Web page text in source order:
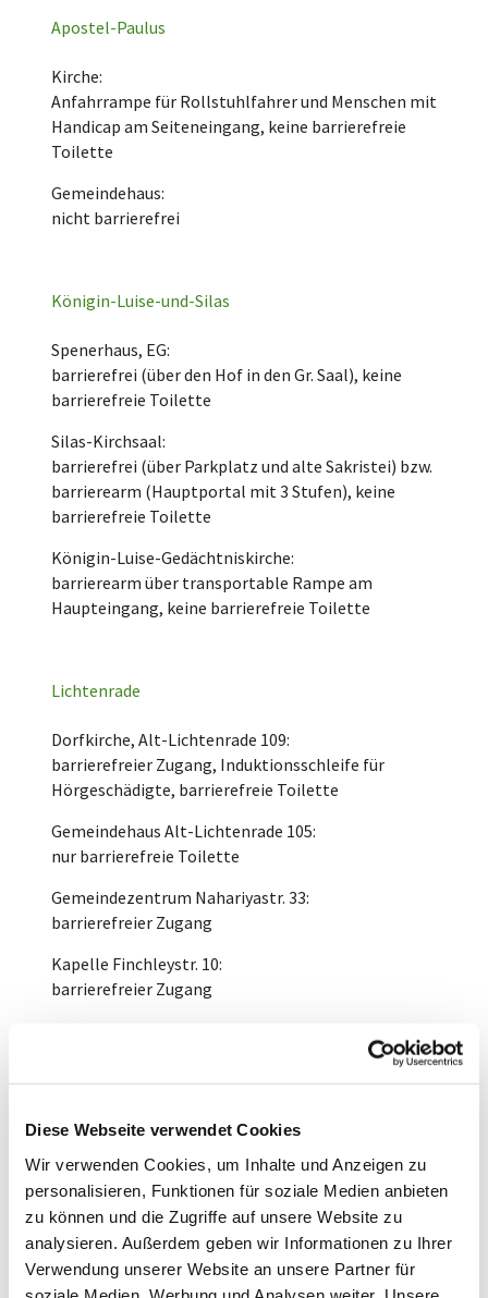
Diese Webseite verwendet Cookies
Wir verwenden Cookies, um Inhalte und Anzeigen zu
personalisieren, Funktionen für soziale Medien anbieten
zu können und die Zugriffe auf unsere Website zu
analysieren. Außerdem geben wir Informationen zu Ihrer
Verwendung unserer Website an unsere Partner für
Apostel-Paulus
Kirche:
Anfahrrampe für Rollstuhlfahrer und Menschen mit
Handicap am Seiteneingang, keine barrierefreie
Toilette
Gemeindehaus:
nicht barrierefrei
Königin-Luise-und-Silas
Spenerhaus, EG:
barrierefrei (über den Hof in den Gr. Saal), keine
barrierefreie Toilette
Silas-Kirchsaal:
barrierefrei (über Parkplatz und alte Sakristei) bzw.
barrierearm (Hauptportal mit 3 Stufen), keine
barrierefreie Toilette
Königin-Luise-Gedächtniskirche:
barrierearm über transportable Rampe am
Haupteingang, keine barrierefreie Toilette
Lichtenrade
Dorfkirche, Alt-Lichtenrade 109:
barrierefreier Zugang, Induktionsschleife für
Hörgeschädigte, barrierefreie Toilette
Gemeindehaus Alt-Lichtenrade 105:
nur barrierefreie Toilette
Gemeindezentrum Nahariyastr. 33:
barrierefreier Zugang
Kapelle Finchleystr. 10:
barrierefreier Zugang
barrierefreier Zugang, barrierefreie Toilette
barrierefreier Zugang, barrierefreie Toilette
Dietrich-Bonhoeffer-Kirche, Rackebüller Weg 64:
barrierefreier Zugang, barrierefreie Toilette
Luther